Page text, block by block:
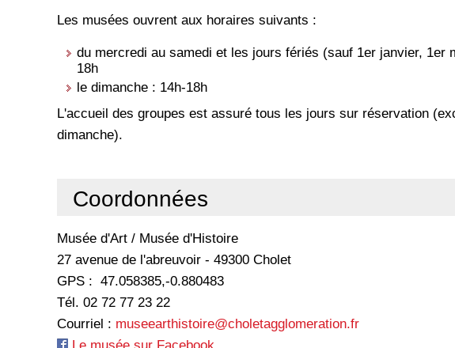
Les musées ouvrent aux horaires suivants :
du mercredi au samedi et les jours fériés (sauf 1er janvier, 1er
18h
le dimanche : 14h-18h
L'accueil des groupes est assuré tous les jours sur réservation
dimanche).
Coordonnées
Musée d'Art / Musée d'Histoire
27 avenue de l'abreuvoir - 49300 Cholet
GPS : 47.058385,-0.880483
Tél. 02 72 77 23 22
Courriel : museearthistoire@choletagglomeration.fr
Le musée sur Facebook